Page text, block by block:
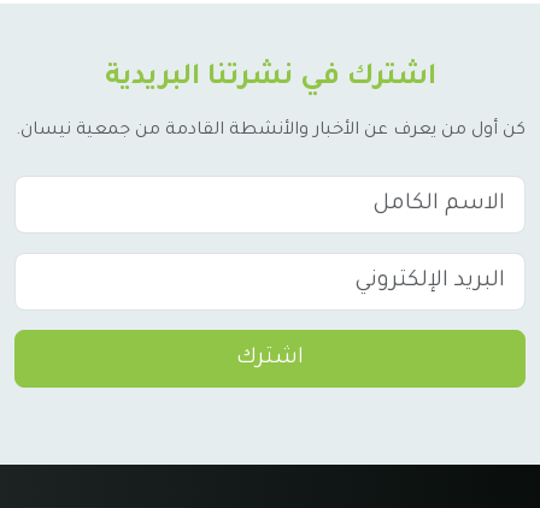
اشترك في نشرتنا البريدية
كن أول من يعرف عن الأخبار والأنشطة القادمة من جمعية نيسان.
اشترك